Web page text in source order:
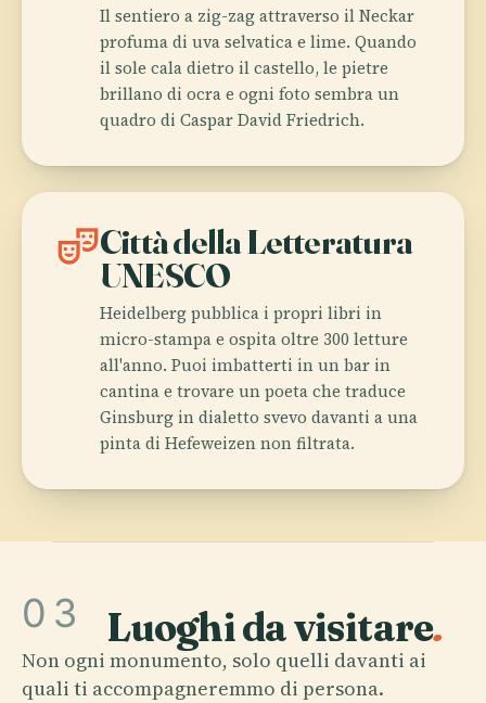
Il sentiero a zig-zag attraverso il Neckar
profuma di uva selvatica e lime. Quando
il sole cala dietro il castello, le pietre
brillano di ocra e ogni foto sembra un
quadro di Caspar David Friedrich.
theater_comedyCittà della Letteratura
UNESCO
Heidelberg pubblica i propri libri in
micro-stampa e ospita oltre 300 letture
all'anno. Puoi imbatterti in un bar in
cantina e trovare un poeta che traduce
Ginsburg in dialetto svevo davanti a una
pinta di Hefeweizen non filtrata.
03 Luoghi da visitare.
Non ogni monumento, solo quelli davanti ai
quali ti accompagneremmo di persona.